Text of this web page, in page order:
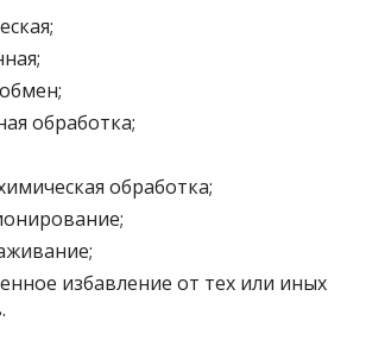
обработка;
обработка;
избавление от тех или иных